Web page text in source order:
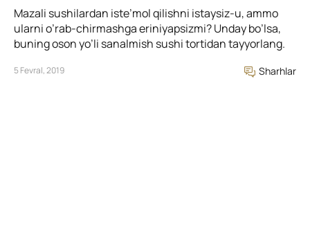
Mazali sushilardan iste’mol qilishni istaysiz-u, ammo
ularni o’rab-chirmashga eriniyapsizmi? Unday bo’lsa,
buning oson yo’li sanalmish sushi tortidan tayyorlang.
5 Fevral, 2019 Sharhlar